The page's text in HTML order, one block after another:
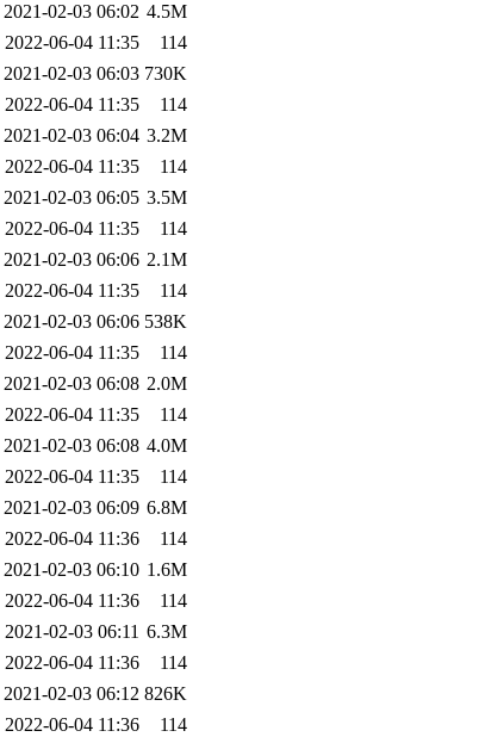
2021-02-03 06:02 4.5M
2022-06-04 11:35
114
2021-02-03 06:03 730K
2022-06-04 11:35
114
2021-02-03 06:04 3.2M
2022-06-04 11:35
114
2021-02-03 06:05 3.5M
2022-06-04 11:35
114
2021-02-03 06:06 2.1M
2022-06-04 11:35
114
2021-02-03 06:06 538K
2022-06-04 11:35
114
2021-02-03 06:08 2.0M
2022-06-04 11:35
114
2021-02-03 06:08 4.0M
2022-06-04 11:35
114
2021-02-03 06:09 6.8M
2022-06-04 11:36
114
2021-02-03 06:10 1.6M
2022-06-04 11:36
114
2021-02-03 06:11 6.3M
2022-06-04 11:36
114
2021-02-03 06:12 826K
2022-06-04 11:36
114